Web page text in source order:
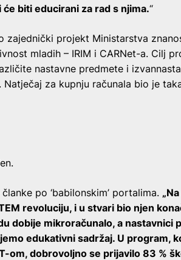
će biti educirani za rad s njima.“
zajednički projekt Ministarstva
mladih – IRIM i CARNet-a. Cilj
nastavne predmete i
Natječaj za kupnju računala bio je
po ‘babilonskim’ portalima.
revoluciju, i u stvari bio njen
dobije mikroračunalo, a nastavnici
edukativni sadržaj. U program,
om, dobrovoljno se prijavilo 83 %